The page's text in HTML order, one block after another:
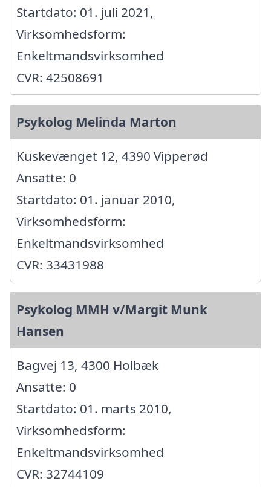
Startdato: 01. juli 2021,
Virksomhedsform:
Enkeltmandsvirksomhed
CVR: 42508691
Psykolog Melinda Marton
Kuskevænget 12, 4390 Vipperød
Ansatte: 0
Startdato: 01. januar 2010,
Virksomhedsform:
Enkeltmandsvirksomhed
CVR: 33431988
Psykolog MMH v/Margit Munk
Hansen
Bagvej 13, 4300 Holbæk
Ansatte: 0
Startdato: 01. marts 2010,
Virksomhedsform:
Enkeltmandsvirksomhed
CVR: 32744109